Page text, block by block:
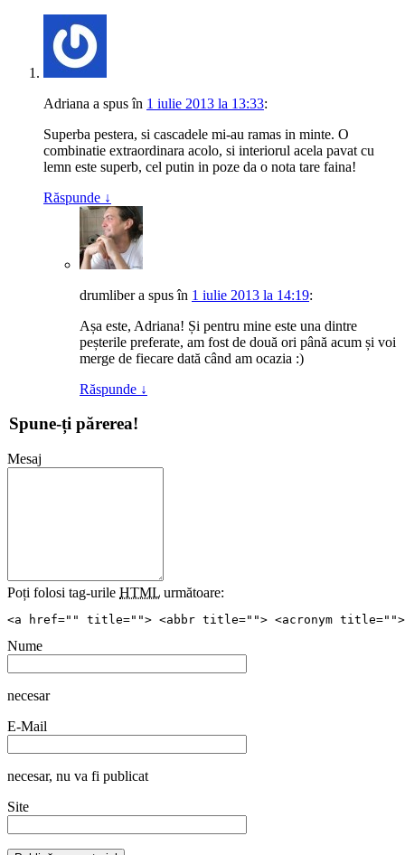
Adriana a spusîn 1 iulie 2013 la 13:33:
Superba pestera, si cascadele mi-au ramas in minte. O
combinatie extraordinara acolo, si interiorul acela pavat cu
lemn este superb, cel putin in poze da o nota tare faina!
Răspunde ↓
drumliber a spusîn 1 iulie 2013 la 14:19:
Așa este, Adriana! Și pentru mine este una dintre
peșterile preferate, am fost de două ori până acum și voi
merge de fiecare dată când am ocazia :)
Răspunde ↓
Spune-ți părerea!
Mesaj
Poți folosi tag-urile HTML următoare:
<a href="" title=""> <abbr title=""> <acronym title="">
Nume
necesar
E-Mail
necesar, nu va fi publicat
Site